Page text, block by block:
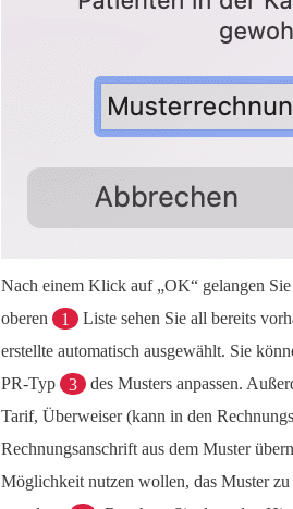
Nach einem Klick auf „OK“ gelangen
oberen
1
Liste sehen Sie all bereits
erstellte automatisch ausgewählt. Sie
PR-Typ
3 des Musters anpassen.
Tarif, Überweiser (kann in den
Rechnungsanschrift aus dem Muster
Möglichkeit nutzen wollen, das Muster zu